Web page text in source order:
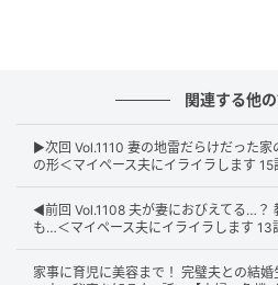
関連する他
▶︎次回 Vol.1110 妻の地雷だらけだった
の形＜マイペース夫にイライラします 15
◀︎前回 Vol.1108 夫が妻におびえてる…？
も…＜マイペース夫にイライラします 13
家事に育児に美容まで！ 完璧夫との結